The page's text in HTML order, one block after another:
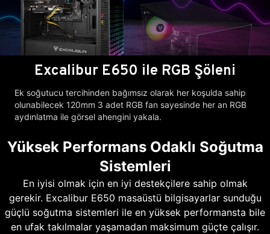
Excalibur E650 ile RGB Şöleni
Ek soğutucu tercihinden bağımsız olarak her koşulda sahip
olunabilecek 120mm 3 adet RGB fan sayesinde her an RGB
aydınlatma ile görsel ahengini yakala.
Yüksek Performans Odaklı Soğutma
Sistemleri
En iyisi olmak için en iyi destekçilere sahip olmak
gerekir. Excalibur E650 masaüstü bilgisayarlar sunduğu
güçlü soğutma sistemleri ile en yüksek performansta bile
en ufak takılmalar yaşamadan maksimum güçte çalışır.